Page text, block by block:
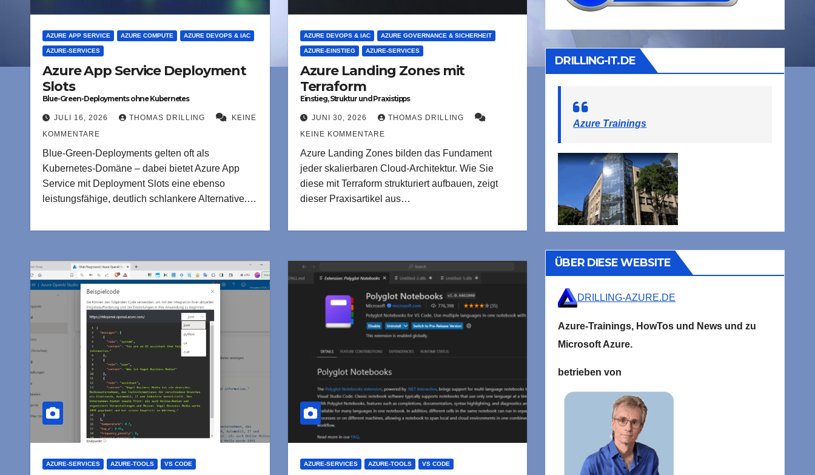
AZURE APP SERVICE AZURE COMPUTE AZURE DEVOPS & IAC
AZURE-SERVICES
Azure App Service Deployment
Slots
Blue-Green-Deployments ohne Kubernetes
JULI 16, 2026 THOMAS DRILLING
KEINE
KOMMENTARE
Blue-Green-Deployments gelten oft als
Kubernetes-Domäne – dabei bietet Azure App
Service mit Deployment Slots eine ebenso
leistungsfähige, deutlich schlankere Alternative.…
AZURE DEVOPS & IAC AZURE GOVERNANCE & SICHERHEIT
AZURE-EINSTIEG AZURE-SERVICES
Azure Landing Zones mit
Terraform
Einstieg, Struktur und Praxistipps
JUNI 30, 2026
THOMAS DRILLING
KEINE KOMMENTARE
Azure Landing Zones bilden das Fundament
jeder skalierbaren Cloud-Architektur. Wie Sie
diese mit Terraform strukturiert aufbauen, zeigt
dieser Praxisartikel aus…
AZURE-SERVICES AZURE-TOOLS VS CODE AZURE-SERVICES AZURE-TOOLS VS CODE
DRILLING-IT.DE
Azure Trainings
ÜBER DIESE WEBSITE
DRILLING-AZURE.DE
Azure-Trainings, HowTos und News und zu
MicrosoftAzure.
betrieben von